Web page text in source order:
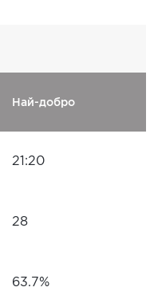
Най-добро
21:20
28
63.7%